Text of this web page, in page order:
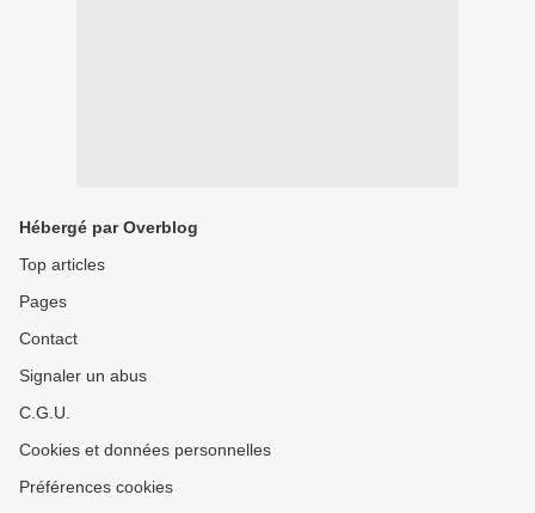
Hébergé par Overblog
Top articles
Pages
Contact
Signaler un abus
C.G.U.
Cookies et données personnelles
Préférences cookies